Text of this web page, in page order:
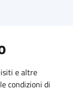
e altre
condizioni di